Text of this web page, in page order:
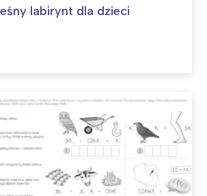
labirynt dla dzieci